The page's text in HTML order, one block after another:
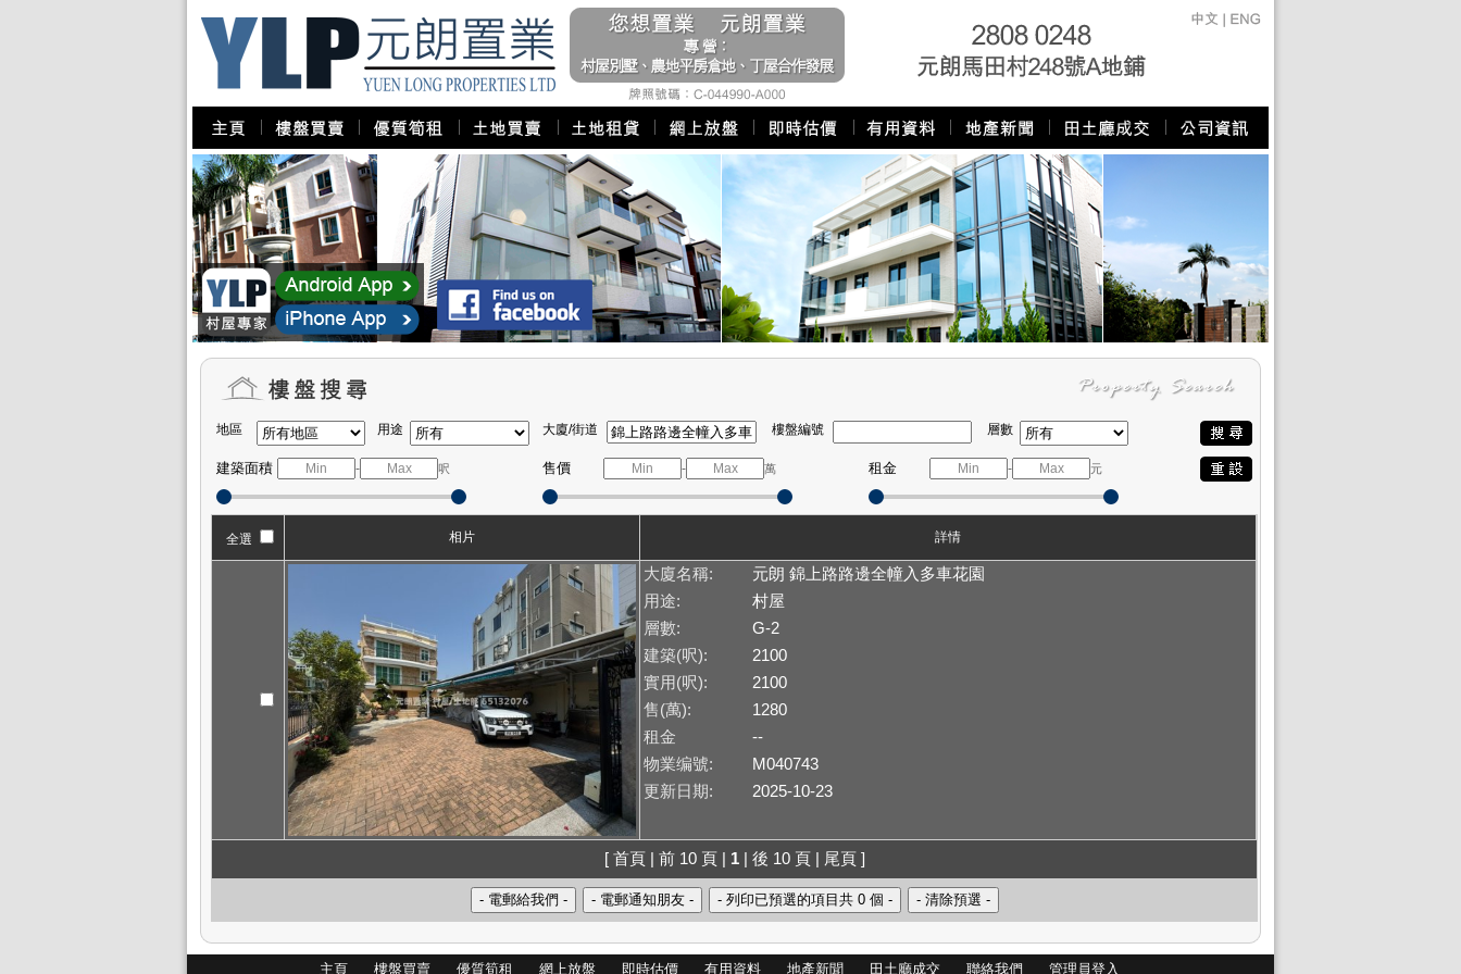
地區 用途 大廈/街道 樓盤編號 層數
建築面積 - 呎 售價 - 萬 租金 - 元
全選 相片 詳情
大廈名稱:
元朗 錦上路路邊全幢入多車花園
用途:
村屋
層數:
G-2
建築(呎):
2100
實用(呎):
2100
售(萬):
1280
租金
--
物業编號:
M040743
更新日期:
2025-10-23
[ 首頁 | 前 10 頁 | 1| 後 10 頁 | 尾頁 ]
主頁 樓盤買賣 優質筍租 網上放盤 即時估價 有用資料 地產新聞 田土廳成交 聯絡我們 管理員登入